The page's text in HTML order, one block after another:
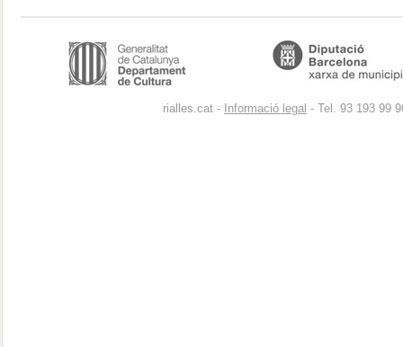
rialles.cat - Informació legal - Tel. 93 193 99